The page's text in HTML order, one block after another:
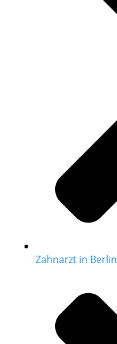
Zahnarzt in Berlin